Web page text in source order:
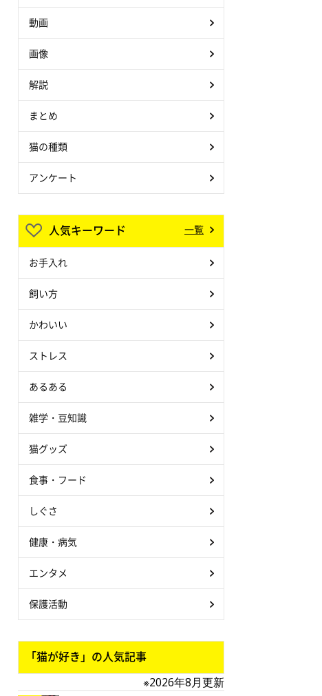
動画
画像
解説
まとめ
猫の種類
アンケート
人気キーワード 一覧
お手入れ
飼い方
かわいい
ストレス
あるある
雑学・豆知識
猫グッズ
食事・フード
しぐさ
健康・病気
エンタメ
保護活動
「猫が好き」の人気記事
※2026年8月更新